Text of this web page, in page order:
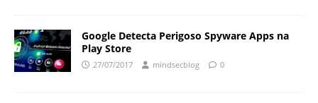
Google Detecta Perigoso Spyware Apps na
Play Store
27/07/2017 mindsecblog 0